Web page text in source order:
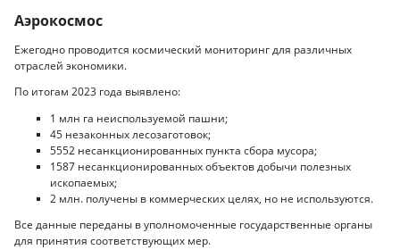
Аэрокосмос
Ежегодно проводится космический мониторинг для различных
отраслей экономики.
По итогам 2023 года выявлено:
1 млн га неиспользуемой пашни;
45 незаконных лесозаготовок;
5552 несанкционированных пункта сбора мусора;
1587 несанкционированных объектов добычи полезных
ископаемых;
2 млн. получены в коммерческих целях, но не используются.
Все данные переданы в уполномоченные государственные органы
для принятия соответствующих мер.